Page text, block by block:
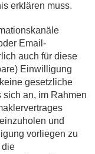
erklären muss.
Email-
auch für diese
Einwilligung
gesetzliche
sich an, im Rahmen
und
vorliegen zu
die